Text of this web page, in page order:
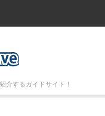
介するガイドサイト！